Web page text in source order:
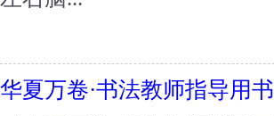
华夏万卷·书法教师指导用书